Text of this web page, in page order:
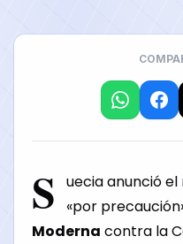
S
uecia anunció
«por
Moderna contra la